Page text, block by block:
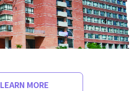
LEARN MORE